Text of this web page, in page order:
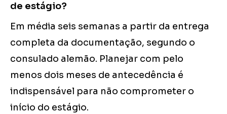
de estágio?
Em média seis semanas a partir da entrega
completa da documentação, segundo o
consulado alemão. Planejar com pelo
menos dois meses de antecedência é
indispensável para não comprometer o
início do estágio.